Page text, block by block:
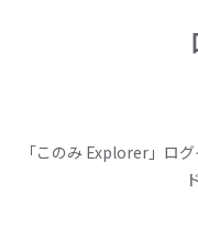
「このみ Explorer」ロ